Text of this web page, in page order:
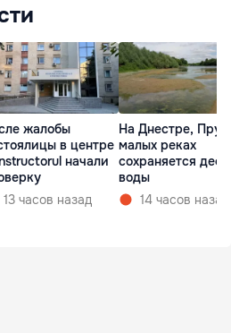
жалобы
в центре
начали
13 часов назад
На Днестре,
малых реках
сохраняется
воды
14 часов назад